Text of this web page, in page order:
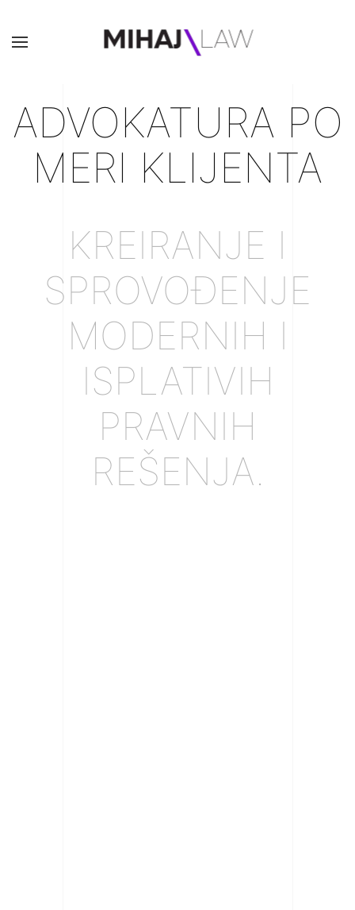
ADVOKATURA PO
MERI KLIJENTA
KREIRANJE I
SPROVOĐENJE
MODERNIH I
ISPLATIVIH
PRAVNIH
REŠENJA.